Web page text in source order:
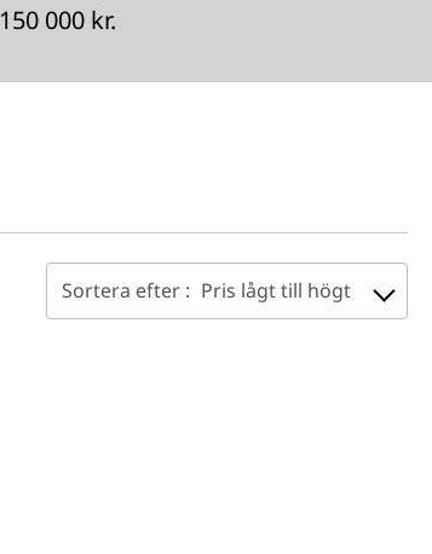
000 kr.
Sortera efter : Pris lågt till högt